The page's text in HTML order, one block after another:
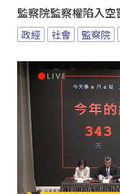
監察院監察權陷入
政經 社會 監察院